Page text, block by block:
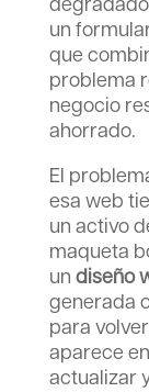
un
que
problema
negocio
ahorrado.
El
esa web
un activo
maqueta
un diseño
generada
para
aparece
actualizar